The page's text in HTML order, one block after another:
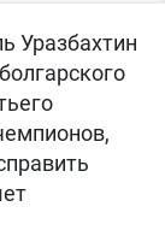
Уразбахтин